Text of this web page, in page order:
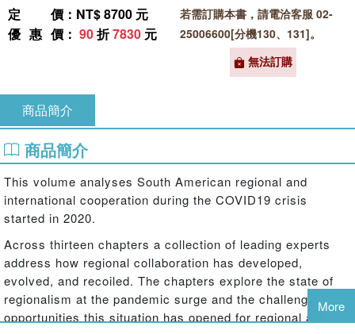
定價 ：NT$ 8700 元
優惠價 ： 90折7830 元
若需訂購本書，請電洽客服 02-
25006600[分機130、131]。
無法訂購
商品簡介
商品簡介
This volume analyses South American regional and
international cooperation during the COVID19 crisis
started in 2020.
Across thirteen chapters a collection of leading experts
address how regional collaboration has developed,
evolved, and recoiled. The chapters explore the state of
regionalism at the pandemic surge and the challenges and
opportunities this situation has opened for regional and
More